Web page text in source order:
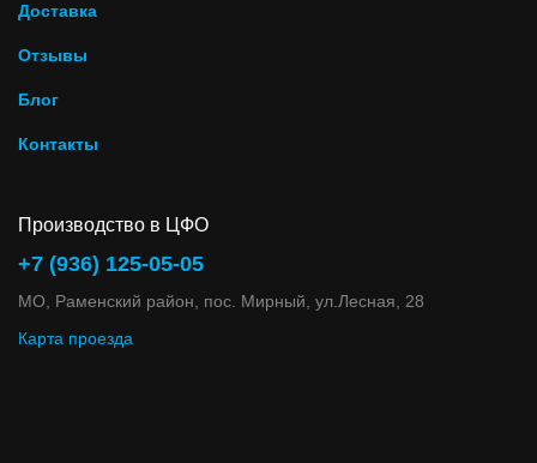
Доставка
Отзывы
Блог
Контакты
Производство в ЦФО
+7 (936) 125-05-05
МО, Раменский район, пос. Мирный, ул.Лесная, 28
Карта проезда